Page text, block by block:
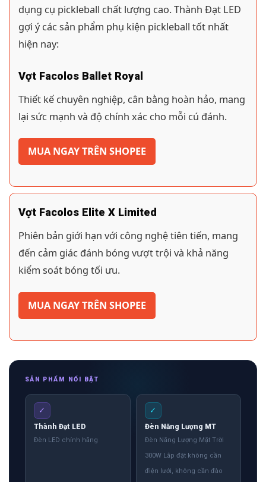
dụng cụ pickleball chất lượng cao. Thành Đạt LED
gợi ý các sản phẩm phụ kiện pickleball tốt nhất
hiện nay:
Vợt Facolos Ballet Royal
Thiết kế chuyên nghiệp, cân bằng hoàn hảo, mang
lại sức mạnh và độ chính xác cho mỗi cú đánh.
MUA NGAY TRÊN SHOPEE
Vợt Facolos Elite X Limited
Phiên bản giới hạn với công nghệ tiên tiến, mang
đến cảm giác đánh bóng vượt trội và khả năng
kiểm soát bóng tối ưu.
MUA NGAY TRÊN SHOPEE
SẢN PHẨM NỔI BẬT
✓
Thành Đạt LED
Đèn LED chính hãng
✓
Đèn Năng Lượng MT
Đèn Năng Lượng Mặt Trời
300W Lắp đặt không cần
điện lưới, không cần đào